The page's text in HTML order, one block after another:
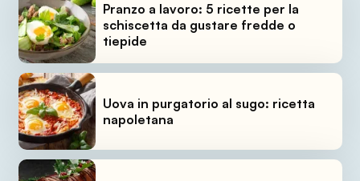
Pranzo a lavoro: 5 ricette per la
schiscetta da gustare fredde o
tiepide
Uova in purgatorio al sugo: ricetta
napoletana